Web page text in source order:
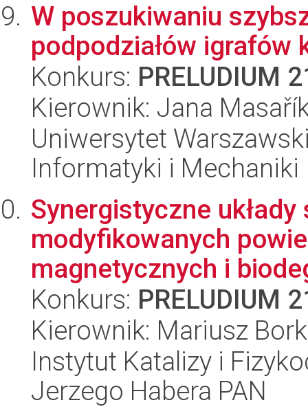
W poszukiwaniu
podpodziałów igrafów
Konkurs: PRELUDIUM
Kierownik: Jana
Uniwersytet
Informatyki i Mechaniki
Synergistyczne
modyfikowanych
magnetycznych i
Konkurs: PRELUDIUM
Kierownik: Mariusz
Instytut Katalizy i
Jerzego Habera PAN